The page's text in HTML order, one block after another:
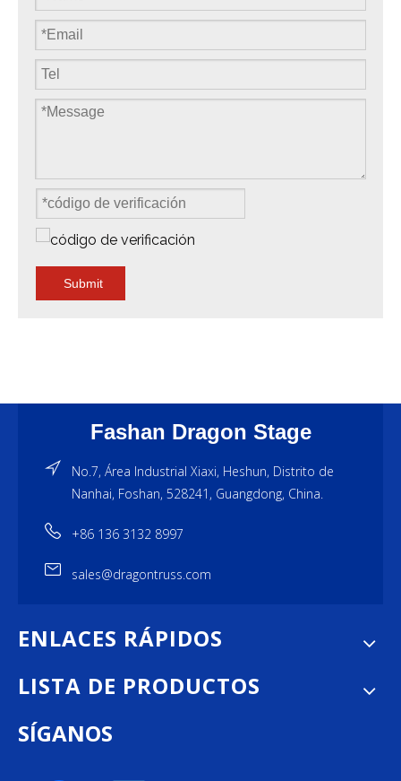
Submit
Fashan Dragon Stage
No.7, Área Industrial Xiaxi, Heshun, Distrito de
Nanhai, Foshan, 528241, Guangdong, China.
+86 136 3132 8997
sales@dragontruss.com
ENLACES RÁPIDOS
LISTA DE PRODUCTOS
SÍGANOS